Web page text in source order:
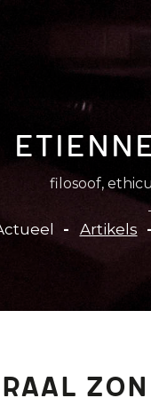
filosoof,
Artikels